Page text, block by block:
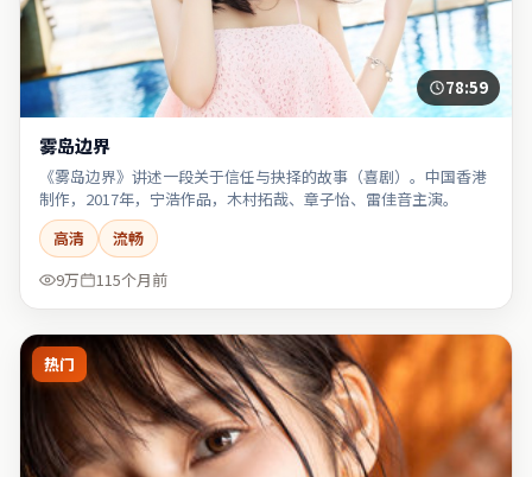
78:59
雾岛边界
《雾岛边界》讲述一段关于信任与抉择的故事（喜剧）。中国香港
制作，2017年，宁浩作品，木村拓哉、章子怡、雷佳音主演。
高清
流畅
9万
115个月前
热门